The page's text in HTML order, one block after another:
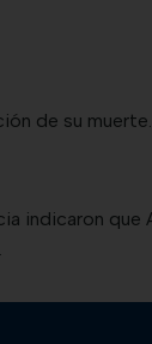
de su
indicaron que